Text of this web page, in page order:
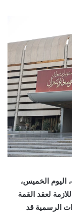
اليوم الخميس،
لعقد القمة
الرسمية قد